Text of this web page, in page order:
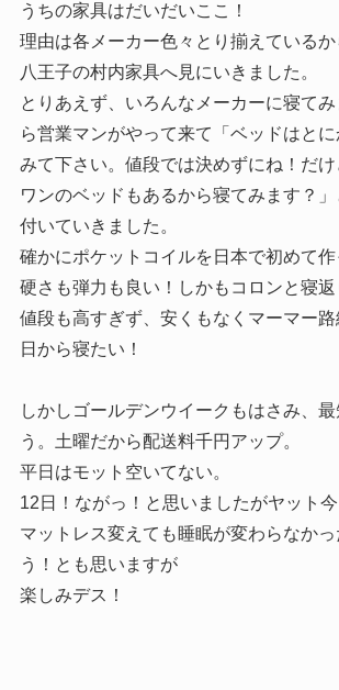
うちの家具はだいだいここ！
理由は各メーカー色々とり揃えている
八王子の村内家具へ見にいきました。
とりあえず、いろんなメーカーに寝て
ら営業マンがやって来て「ベッドはと
みて下さい。値段では決めずにね！だ
ワンのベッドもあるから寝てみます？
付いていきました。
確かにポケットコイルを日本で初めて作
硬さも弾力も良い！しかもコロンと寝返
値段も高すぎず、安くもなくマーマー
日から寝たい！
しかしゴールデンウイークもはさみ、
う。土曜だから配送料千円アップ。
平日はモット空いてない。
12日！ながっ！と思いましたがヤット今
マットレス変えても睡眠が変わらなかっ
う！とも思いますが
楽しみデス！